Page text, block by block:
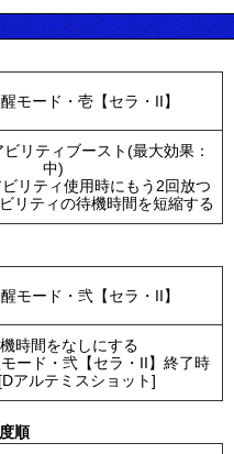
モード・壱【セラ・II】
ビリティブースト(最大効果：
中)
ビリティ使用時にもう2回放つ
リティの待機時間を短縮する
モード・弐【セラ・II】
機時間をなしにする
モード・弐【セラ・II】終了時
アルテミスショット]
順